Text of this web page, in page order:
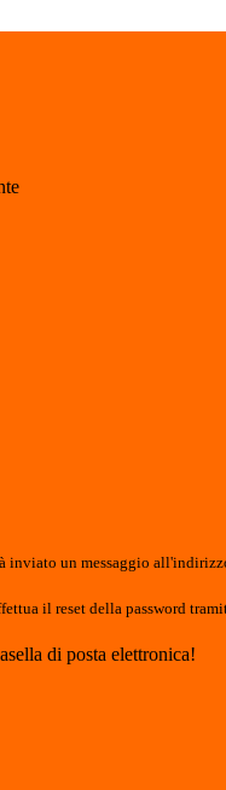
inviato un messaggio
il reset della password
di posta elettronica!